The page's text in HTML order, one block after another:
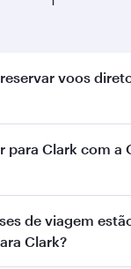
voos
opera voos
voos na nossa
para Clark com a
diretamente
Fazemos conexão
de viagem
Clark?